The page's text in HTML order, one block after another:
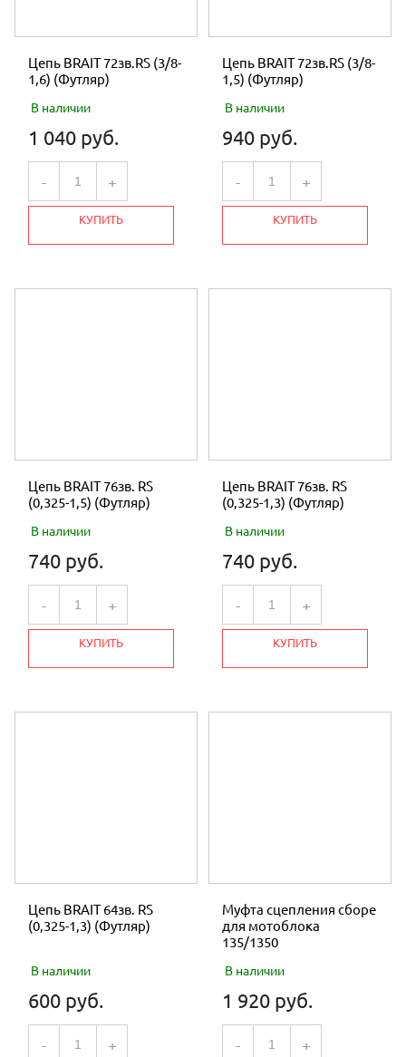
Цепь BRAIT 72зв.RS (3/8-
1,6) (Футляр)
В наличии
1 040 руб.
- +
КУПИТЬ
Цепь BRAIT 72зв.RS (3/8-
1,5) (Футляр)
В наличии
940 руб.
- +
КУПИТЬ
Цепь BRAIT 76зв. RS
(0,325-1,5) (Футляр)
В наличии
740 руб.
- +
КУПИТЬ
Цепь BRAIT 76зв. RS
(0,325-1,3) (Футляр)
В наличии
740 руб.
- +
КУПИТЬ
Цепь BRAIT 64зв. RS
(0,325-1,3) (Футляр)
В наличии
600 руб.
- +
Муфта сцепления сборе
для мотоблока
135/1350
В наличии
1 920 руб.
- +